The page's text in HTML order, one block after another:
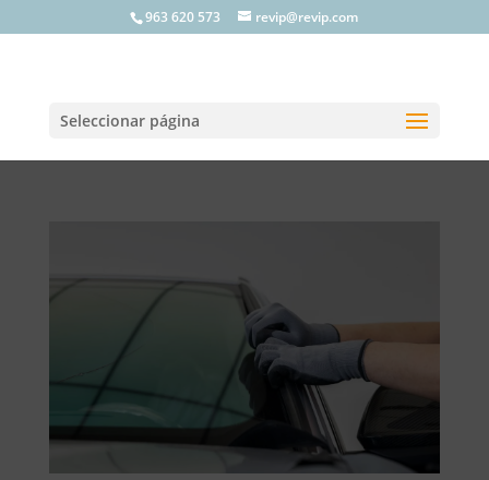
963 620 573 revip@revip.com
Seleccionar página